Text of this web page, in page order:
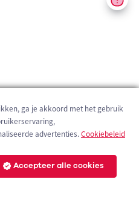
ga je akkoord met het gebruik
advertenties.Cookiebeleid
Accepteer alle cookies